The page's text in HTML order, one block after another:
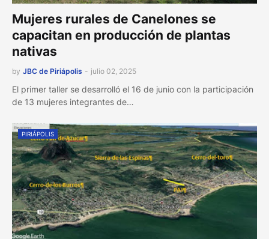
Mujeres rurales de Canelones se
capacitan en producción de plantas
nativas
by JBC de Piriápolis - julio 02, 2025
El primer taller se desarrolló el 16 de junio con la participación
de 13 mujeres integrantes de…
PIRIÁPOLIS